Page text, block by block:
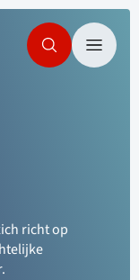
richt op